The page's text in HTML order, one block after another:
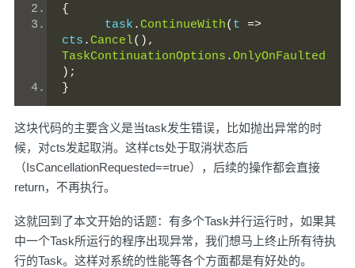
{
      task
.ContinueWith( t =>
cts .Cancel(),
TaskContinuationOptions .OnlyOnFaulted
);
}
这块代码的主要含义是当task发生错误，比如抛出异常的时
候，对cts发起取消。这样cts处于取消状态后
（IsCancellationRequested==true），后续的操作都会直接
return，不再执行。
这就回到了本文开始的话题：有多个Task并行运行时，如果其
中一个Task所运行的程序出现异常，我们想马上终止所有待执
行的Task。这样对系统的性能等各个方面都是有好处的。